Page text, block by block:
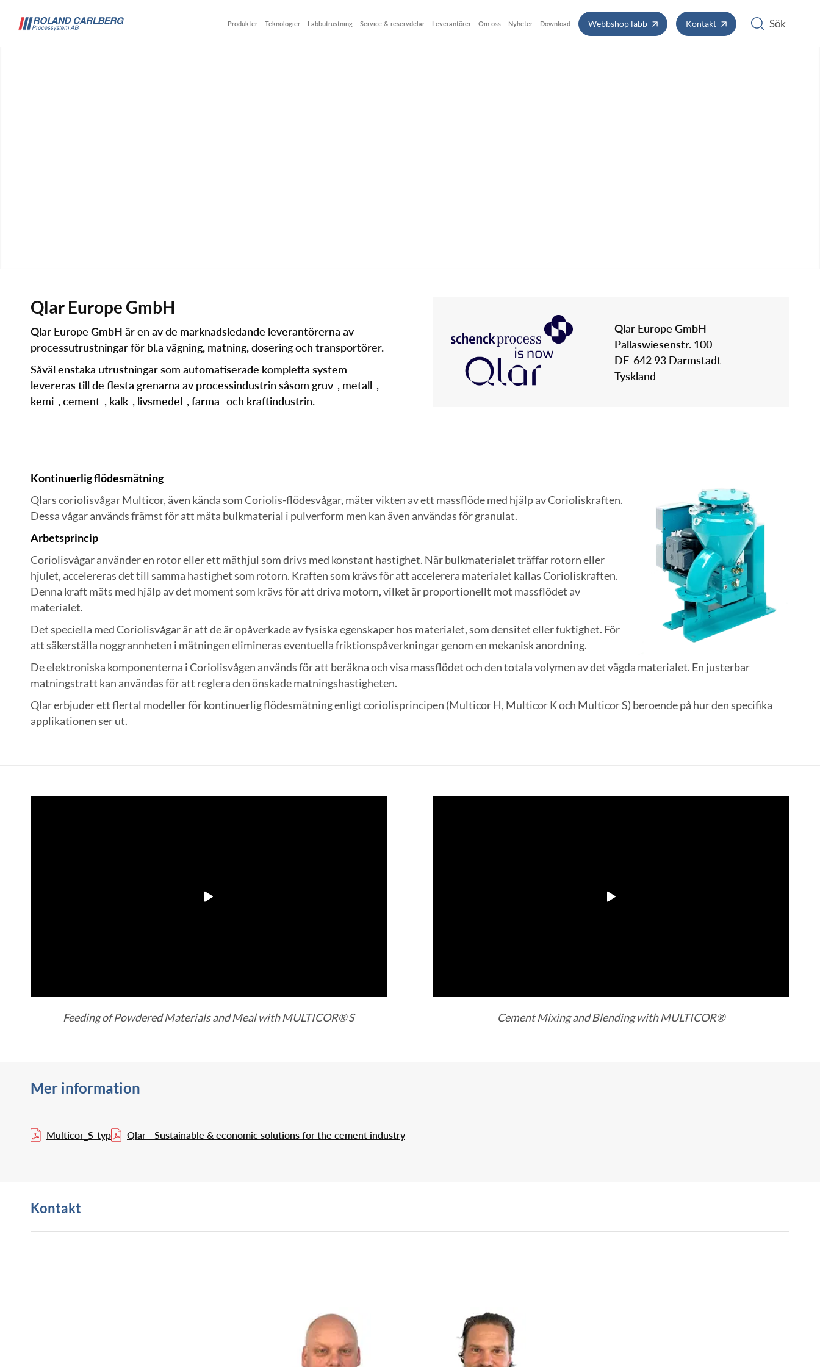
Produkter Teknologier Labbutrustning Service & reservdelar Leverantörer Om oss Nyheter Download Webbshop labb Kontakt
Qlar Europe GmbH
Qlar Europe GmbH är en av de marknadsledande leverantörerna av
processutrustningar för bl.a vägning, matning, dosering och transportörer.
Såväl enstaka utrustningar som automatiserade kompletta system
levereras till de flesta grenarna av processindustrin såsom gruv-, metall-,
kemi-, cement-, kalk-, livsmedel-, farma- och kraftindustrin.
Qlar Europe GmbH
Pallaswiesenstr. 100
DE-642 93 Darmstadt
Tyskland
Kontinuerlig flödesmätning
Qlars coriolisvågar Multicor, även kända som Coriolis-flödesvågar, mäter vikten av ett massflöde med hjälp av Corioliskraften.
Dessa vågar används främst för att mäta bulkmaterial i pulverform men kan även användas för granulat.
Arbetsprincip
Coriolisvågar använder en rotor eller ett mäthjul som drivs med konstant hastighet. När bulkmaterialet träffar rotorn eller
hjulet, accelereras det till samma hastighet som rotorn. Kraften som krävs för att accelerera materialet kallas Corioliskraften.
Denna kraft mäts med hjälp av det moment som krävs för att driva motorn, vilket är proportionellt mot massflödet av
materialet.
Det speciella med Coriolisvågar är att de är opåverkade av fysiska egenskaper hos materialet, som densitet eller fuktighet. För
att säkerställa noggrannheten i mätningen elimineras eventuella friktionspåverkningar genom en mekanisk anordning.
De elektroniska komponenterna i Coriolisvågen används för att beräkna och visa massflödet och den totala volymen av det vägda materialet. En justerbar
matningstratt kan användas för att reglera den önskade matningshastigheten.
Qlar erbjuder ett flertal modeller för kontinuerlig flödesmätning enligt coriolisprincipen (Multicor H, Multicor K och Multicor S) beroende på hur den specifika
applikationen ser ut.
Feeding of Powdered Materials and Meal with MULTICOR® S Cement Mixing and Blending with MULTICOR®
Mer information
Multicor_S-typ Qlar - Sustainable & economic solutions for the cement industry
Kontakt